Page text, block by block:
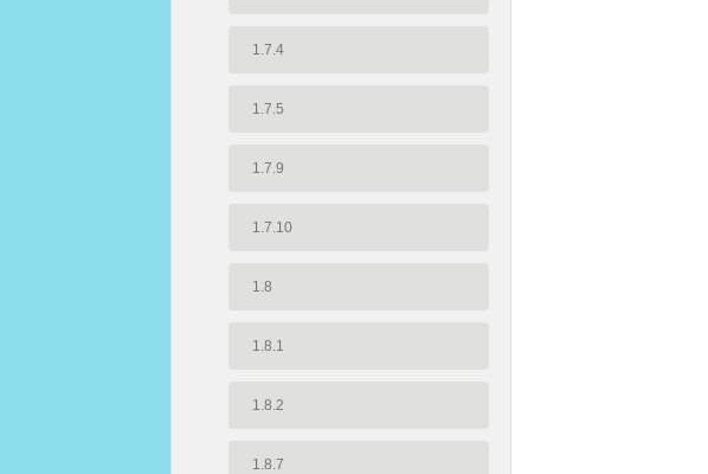
1.7.4
1.7.5
1.7.9
1.7.10
1.8
1.8.1
1.8.2
1.8.7